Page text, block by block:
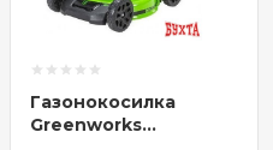
Газонокосилка
Greenworks